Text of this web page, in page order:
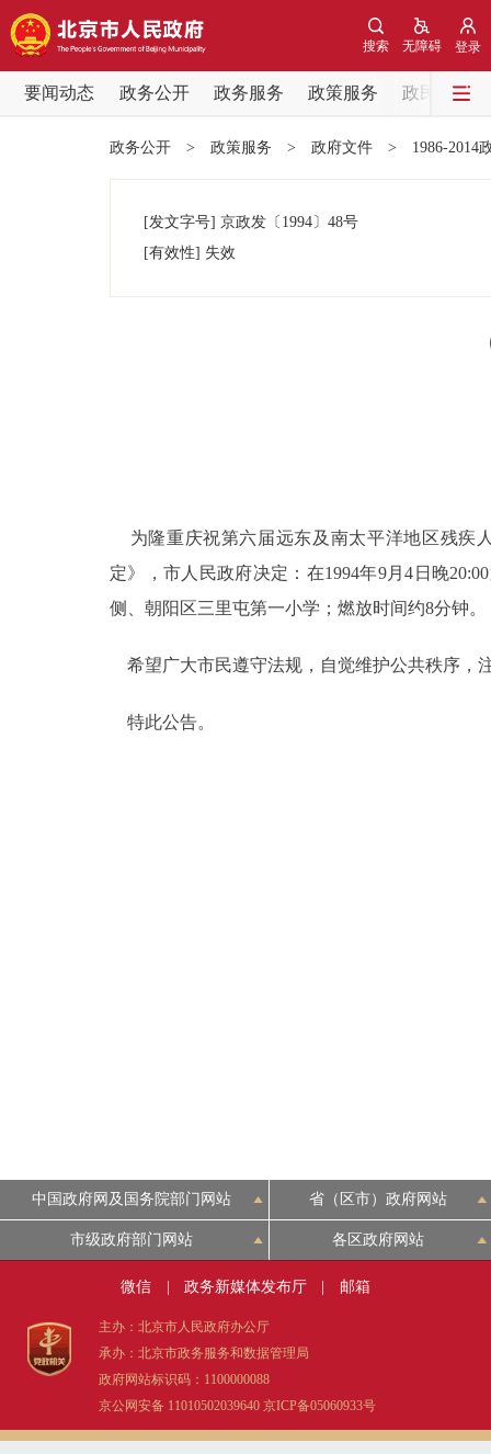
登录
无障碍
搜索
要闻动态 政务公开 政务服务 政策服务
政民互动
党中央精神
决策公开
政务服务
个人服务
多语种
DEUTSCH
ESPAÑOL
政务公开 > 政策服务 > 政府文件 > 1986-2014
[发文字号] 京政发 〔1994〕 48号
[有效性] 失效
为隆重庆祝第六届远东及南太平洋地区残疾
定》，市人民政府决定：在1994年9月4日晚
侧、朝阳区三里屯第一小学；燃放时间约8分钟。
希望广大市民遵守法规，自觉维护公共秩序，
特此公告。
中国政府网及国务院部门网站 省（区市）政府网站
市级政府部门网站 各区政府网站
微信 政务新媒体发布厅 邮箱
主办：北京市人民政府办公厅
承办：北京市政务服务和数据管理局
政府网站标识码：1100000088
京公网安备 11010502039640 京ICP备05060933号